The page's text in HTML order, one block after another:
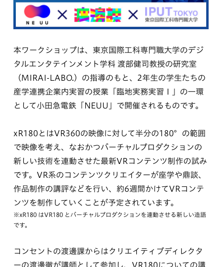
本ワークショップは、東京国際工科専門職大学のデジ
タルエンタテインメント学科 渡部健司教授の研究室
（MIRAI-LABO.）の指導のもと、2年生の学生たちの
産学連携企業内実習の授業「臨地実務実習Ⅰ」の一環
として小田急電鉄「NEUU」で開催されるものです。
xR180とはVR360の映像に対して半分の180°の範囲
で映像を考え、なおかつバーチャルプロダクションの
新しい技術を連動させた最新VRコンテンツ制作の試み
です。VR系のコンテンツクリエイターが座学や鼎談、
作品制作の講評などを行い、約6週間かけてVRコンテ
ンツを制作していくことが予定されています。
※xR180 はVR180 とバーチャルプロダクションを連動させる新しい造語
です。
コンセントの渡邊課からはクリエイティブディレクタ
ーの渡邊徹が講師として参加し、VR180についての講